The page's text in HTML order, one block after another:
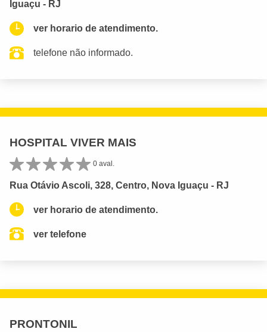
Iguaçu - RJ
ver horario de atendimento.
telefone não informado.
HOSPITAL VIVER MAIS
0 aval.
Rua Otávio Ascoli, 328, Centro, Nova Iguaçu - RJ
ver horario de atendimento.
ver telefone
PRONTONIL